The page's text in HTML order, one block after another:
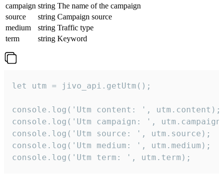
campaign string The name of the campaign
source
string Campaign source
medium
string Traffic type
term
string Keyword
let utm = jivo_api.getUtm();
console.log('Utm content: ', utm.content);
console.log('Utm campaign: ',
console.log('Utm source: ', utm.source);
console.log('Utm medium: ', utm.medium);
console.log('Utm term: ', utm.term);